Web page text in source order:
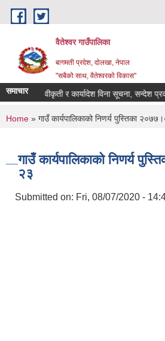
Skip to main content
वैतेश्वर गाउँपालिका
बागमती प्रदेश, दाेलखा, नेपाल
"सबैको साथ, वैतेश्वरको विकास"
समाचार
पूर्व स्वीकृती र कार्यादेश विना सूचना, सन्देश
You are here
Home » गाउँ कार्यपालिकाको निणर्य पुस्तिका
गाउँ कार्यपालिकाको निणर्य
२३
Submitted on: Fri, 08/07/2020 -